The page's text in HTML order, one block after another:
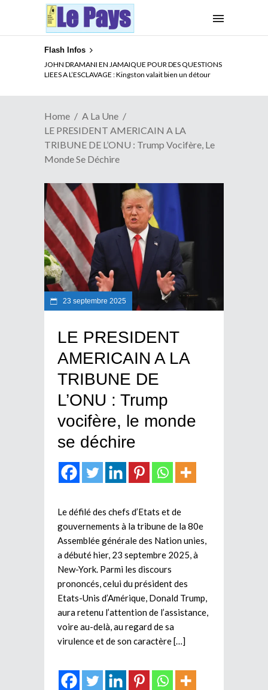
Flash Infos
JOHN DRAMANI EN JAMAIQUE POUR DES QUESTIONS
LIEES A L’ESCLAVAGE : Kingston valait bien un détour
Home
A La Une
LE PRESIDENT AMERICAIN A LA
TRIBUNE DE L’ONU : Trump Vocifère, Le
Monde Se Déchire
23 septembre 2025
LE PRESIDENT
AMERICAIN A LA
TRIBUNE DE
L’ONU : Trump
vocifère, le monde
se déchire
Le défilé des chefs d’Etats et de
gouvernements à la tribune de la 80e
Assemblée générale des Nation unies,
a débuté hier, 23 septembre 2025, à
New-York. Parmi les discours
prononcés, celui du président des
Etats-Unis d’Amérique, Donald Trump,
aura retenu l’attention de l’assistance,
voire au-delà, au regard de sa
virulence et de son caractère […]